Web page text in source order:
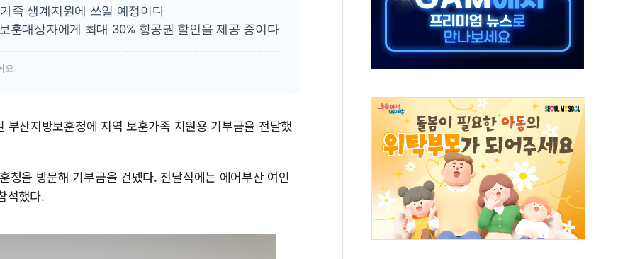
족 생계지원에 쓰일 예정이다
훈대상자에게 최대 30% 항공권 할인을 제공 중이다
요.
산지방보훈청에 지역 보훈가족 지원용 기부금을 전달했
청을 방문해 기부금을 건넸다. 전달식에는 에어부산 여인
석했다.